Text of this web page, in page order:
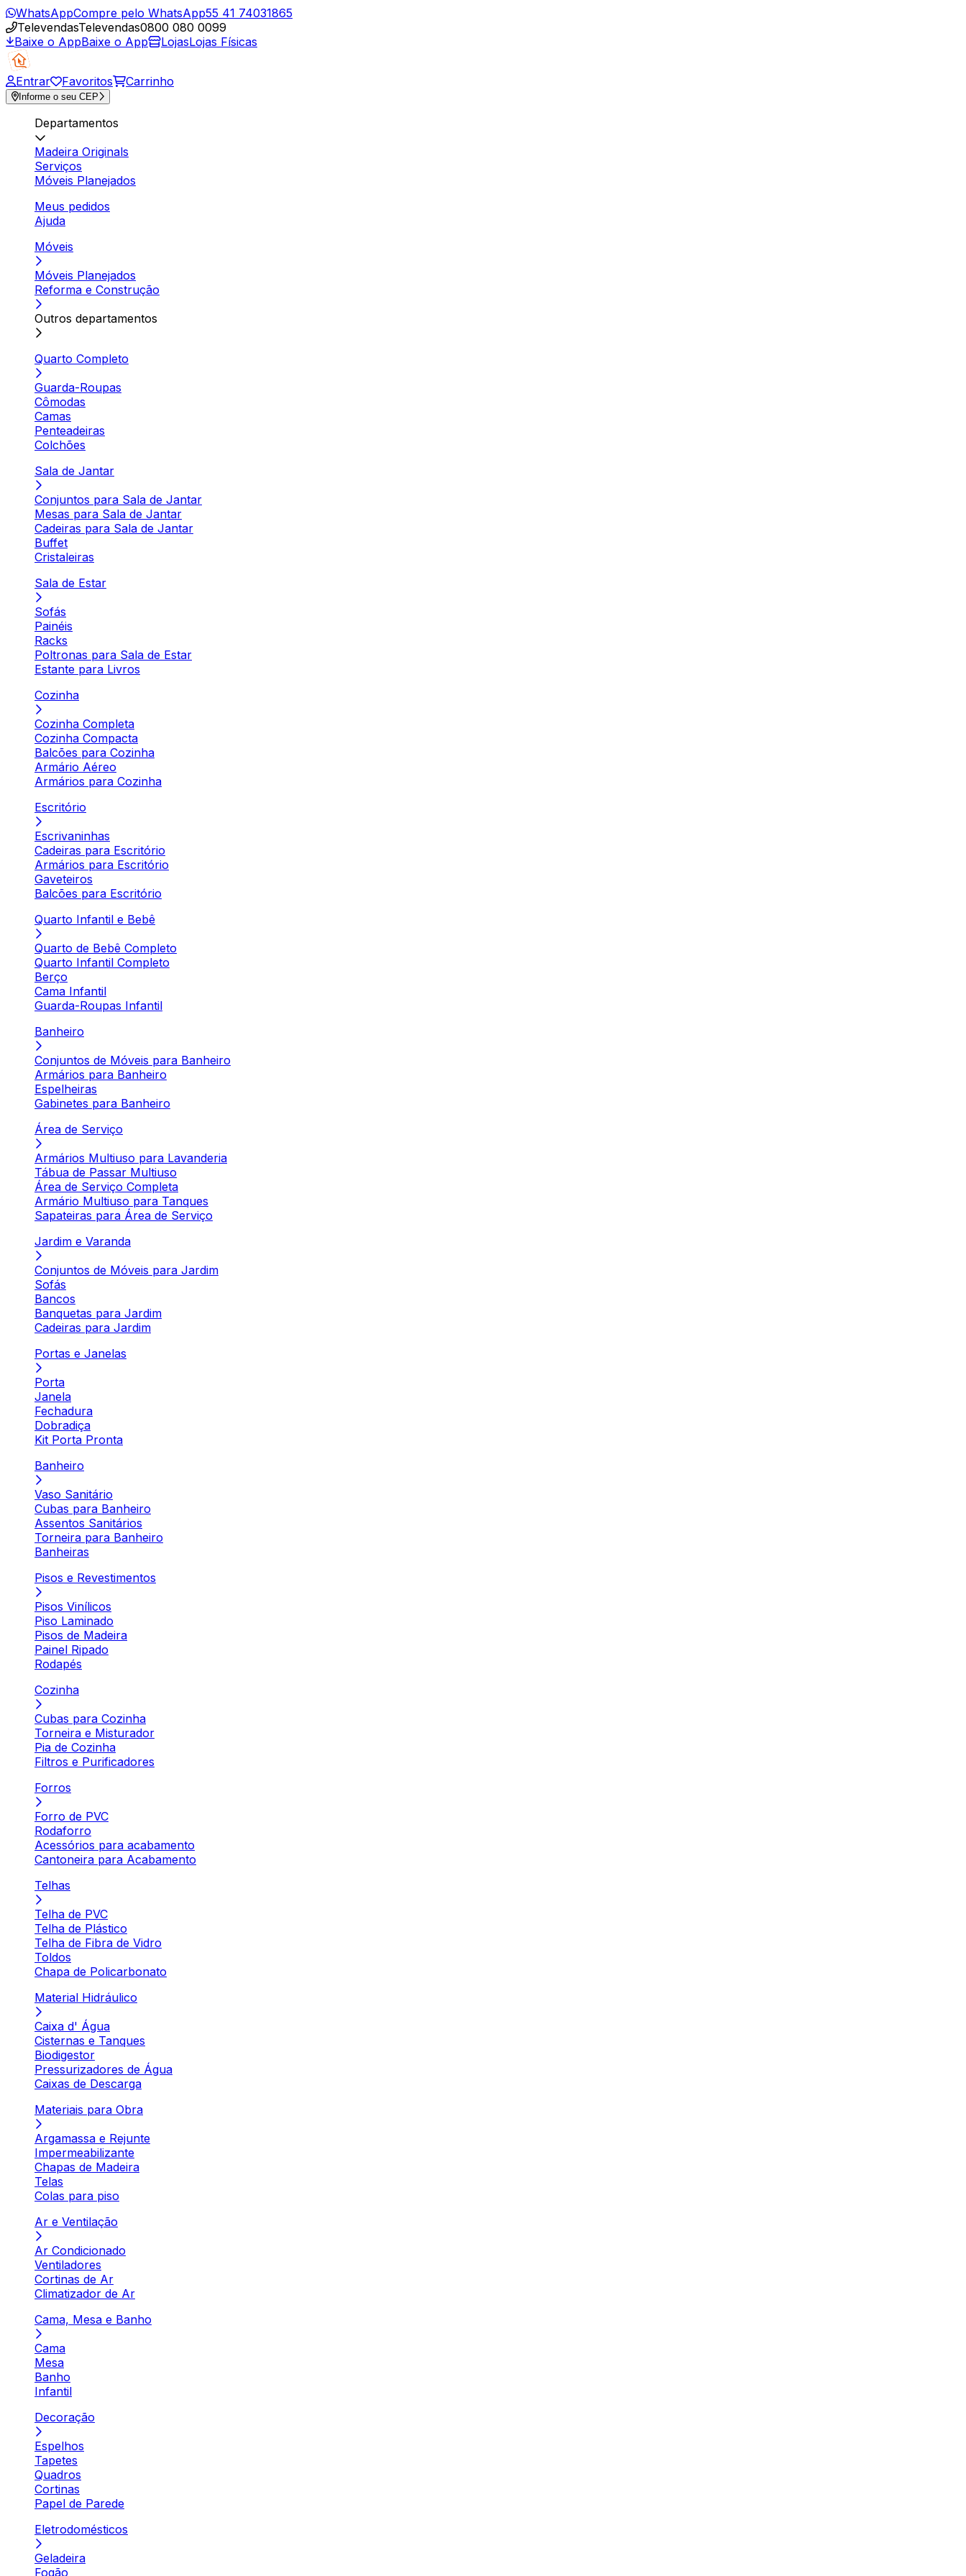
WhatsAppCompre pelo WhatsApp55 41 74031865
TelevendasTelevendas0800 080 0099
Baixe o AppBaixe o App LojasLojas Físicas
Entrar Favoritos Carrinho
Informe o seu CEP
Departamentos
Madeira Originals
Serviços
Móveis Planejados
Meus pedidos
Ajuda
Móveis
Móveis Planejados
Reforma e Construção
Outros departamentos
Quarto Completo
Guarda-Roupas
Cômodas
Camas
Penteadeiras
Colchões
Sala de Jantar
Conjuntos para Sala de Jantar
Mesas para Sala de Jantar
Cadeiras para Sala de Jantar
Buffet
Cristaleiras
Sala de Estar
Sofás
Painéis
Racks
Poltronas para Sala de Estar
Estante para Livros
Cozinha
Cozinha Completa
Cozinha Compacta
Balcões para Cozinha
Armário Aéreo
Armários para Cozinha
Escritório
Escrivaninhas
Cadeiras para Escritório
Armários para Escritório
Gaveteiros
Balcões para Escritório
Quarto Infantil e Bebê
Quarto de Bebê Completo
Quarto Infantil Completo
Berço
Cama Infantil
Guarda-Roupas Infantil
Banheiro
Conjuntos de Móveis para Banheiro
Armários para Banheiro
Espelheiras
Gabinetes para Banheiro
Área de Serviço
Armários Multiuso para Lavanderia
Tábua de Passar Multiuso
Área de Serviço Completa
Armário Multiuso para Tanques
Sapateiras para Área de Serviço
Jardim e Varanda
Conjuntos de Móveis para Jardim
Sofás
Bancos
Banquetas para Jardim
Cadeiras para Jardim
Portas e Janelas
Porta
Janela
Fechadura
Dobradiça
Kit Porta Pronta
Banheiro
Vaso Sanitário
Cubas para Banheiro
Assentos Sanitários
Torneira para Banheiro
Banheiras
Pisos e Revestimentos
Pisos Vinílicos
Piso Laminado
Pisos de Madeira
Painel Ripado
Rodapés
Cozinha
Cubas para Cozinha
Torneira e Misturador
Pia de Cozinha
Filtros e Purificadores
Forros
Forro de PVC
Rodaforro
Acessórios para acabamento
Cantoneira para Acabamento
Telhas
Telha de PVC
Telha de Plástico
Telha de Fibra de Vidro
Toldos
Chapa de Policarbonato
Material Hidráulico
Caixa d' Água
Cisternas e Tanques
Biodigestor
Pressurizadores de Água
Caixas de Descarga
Materiais para Obra
Argamassa e Rejunte
Impermeabilizante
Chapas de Madeira
Telas
Colas para piso
Ar e Ventilação
Ar Condicionado
Ventiladores
Cortinas de Ar
Climatizador de Ar
Cama, Mesa e Banho
Cama
Mesa
Banho
Infantil
Decoração
Espelhos
Tapetes
Quadros
Cortinas
Papel de Parede
Eletrodomésticos
Geladeira
Fogão